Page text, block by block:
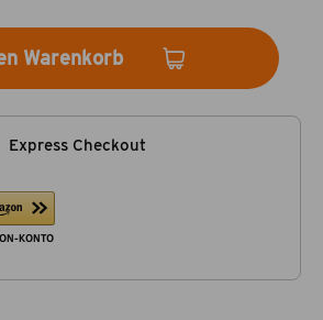
Warenkorb
Express Checkout